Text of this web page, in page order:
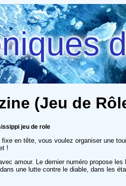
(Jeu de
jeu de role
en tête, vous voulez organiser une
!
amour. Le dernier numéro propose
une lutte contre le diable, dans les